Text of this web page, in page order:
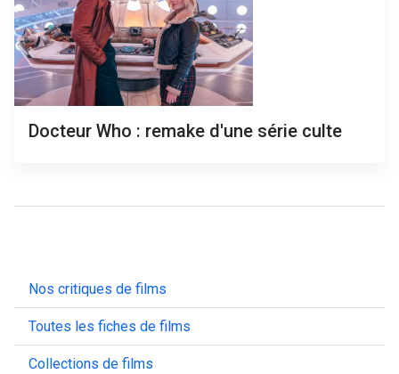
Docteur Who : remake d'une série culte
Nos critiques de films
Toutes les fiches de films
Collections de films